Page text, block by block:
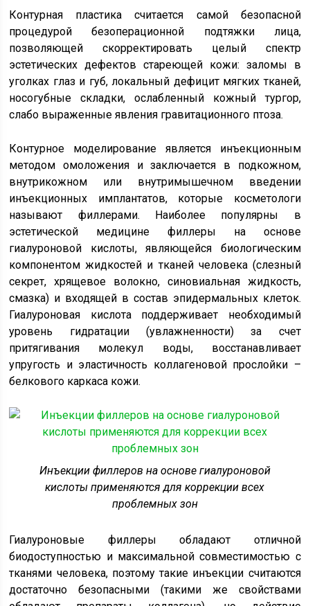
Контурная пластика считается самой безопасной
процедурой безоперационной подтяжки лица,
позволяющей скорректировать целый спектр
эстетических дефектов стареющей кожи: заломы в
уголках глаз и губ, локальный дефицит мягких тканей,
носогубные складки, ослабленный кожный тургор,
слабо выраженные явления гравитационного птоза.
Контурное моделирование является инъекционным
методом омоложения и заключается в подкожном,
внутрикожном или внутримышечном введении
инъекционных имплантатов, которые косметологи
называют филлерами. Наиболее популярны в
эстетической медицине филлеры на основе
гиалуроновой кислоты, являющейся биологическим
компонентом жидкостей и тканей человека (слезный
секрет, хрящевое волокно, синовиальная жидкость,
смазка) и входящей в состав эпидермальных клеток.
Гиалуроновая кислота поддерживает необходимый
уровень гидратации (увлажненности) за счет
притягивания молекул воды, восстанавливает
упругость и эластичность коллагеновой прослойки –
белкового каркаса кожи.
Инъекции филлеров на основе гиалуроновой
кислоты применяются для коррекции всех
проблемных зон
Гиалуроновые филлеры обладают отличной
биодоступностью и максимальной совместимостью с
тканями человека, поэтому такие инъекции считаются
достаточно безопасными (такими же свойствами